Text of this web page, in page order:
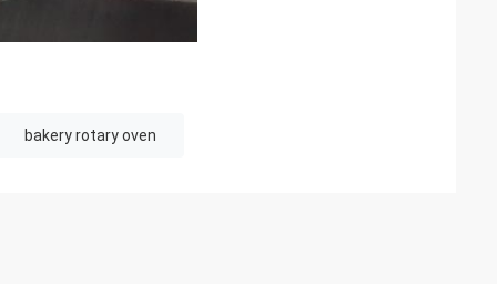
bakery rotary oven